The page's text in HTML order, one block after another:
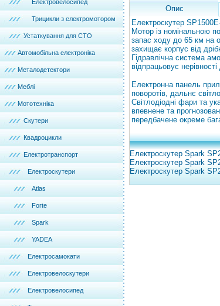
Електровелосипед
Трицикли з електромотором
Устаткування для СТО
Автомобільна електроніка
Металодетектори
Меблі
Мототехніка
Скутери
Квадроцикли
Електротранспорт
Електроскутери
Atlas
Forte
Spark
YADEA
Електросамокати
Електровелоскутери
Електровелосипед
Опис
Електроскутер
Мотор із номінальною
запас ходу до 65 км на
захищає корпус від
Гідравлічна система
відпрацьовує
Електронна панель
поворотів, дальнє
Світлодіодні фари та
впевнене та
передбачене окреме
Електроскутер Spark
Електроскутер Spark
Електроскутер Spark